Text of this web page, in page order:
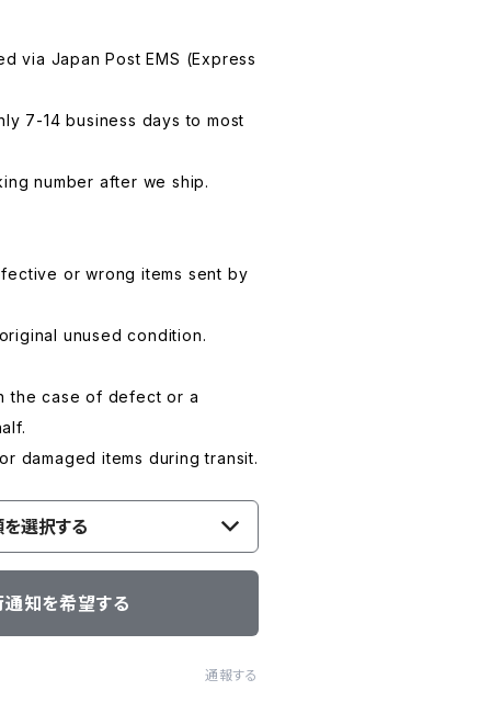
via Japan Post EMS (Express
7-14 business days to most
number after we ship.
or wrong items sent by
unused condition.
the case of defect or a
damaged items during transit.
選択する
知を希望する
通報する